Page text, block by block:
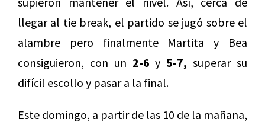
llegar al tie break, el partido se jugó sobre el
alambre pero finalmente Martita y Bea
consiguieron, con un 2-6 y 5-7, superar su
difícil escollo y pasar a la final.
Este domingo, a partir de las 10 de la mañana,